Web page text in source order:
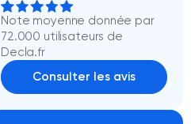
Note moyenne donnée par
72.000 utilisateurs de
Decla.fr
Consulter les avis